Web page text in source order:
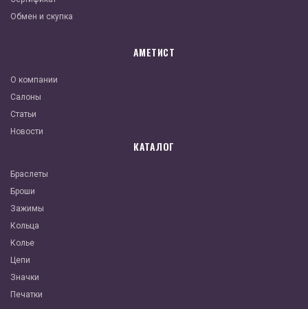
Обмен и скупка
АМЕТИСТ
О компании
Салоны
Статьи
Новости
КАТАЛОГ
Браслеты
Броши
Зажимы
Кольца
Колье
Цепи
Значки
Печатки